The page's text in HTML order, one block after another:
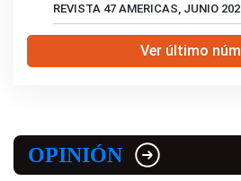
REVISTA 47 AMERICAS, JUNIO
Ver último
OPINIÓN